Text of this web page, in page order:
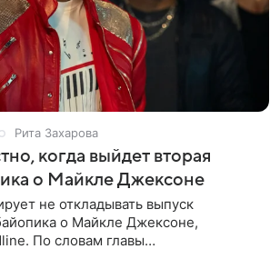
Рита Захарова
когда выйдет вторая
о Майкле Джексоне
не откладывать выпуск
о Майкле Джексоне,
По словам главы